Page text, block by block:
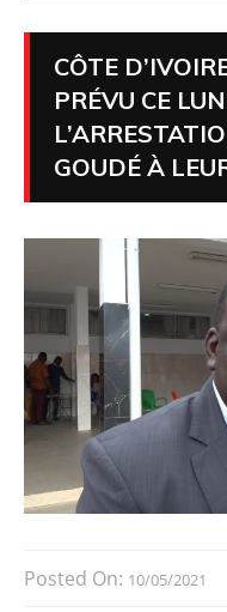
CÔTE
PRÉVU CE
GOUDÉ À
Posted On: 10/05/2021